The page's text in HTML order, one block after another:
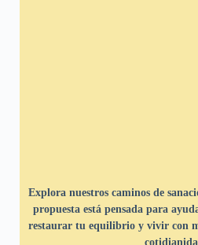
Explora nuestros caminos de
propuesta está pensada para
restaurar tu equilibrio y vivir con